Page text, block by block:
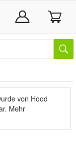
von Hood
Mehr